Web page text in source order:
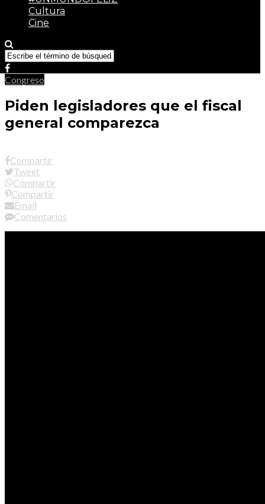
Cultura
Cine
Congreso
Piden legisladores que el fiscal
general comparezca
Compartir
Tweet
Compartir
Compartir
Email
Comentarios